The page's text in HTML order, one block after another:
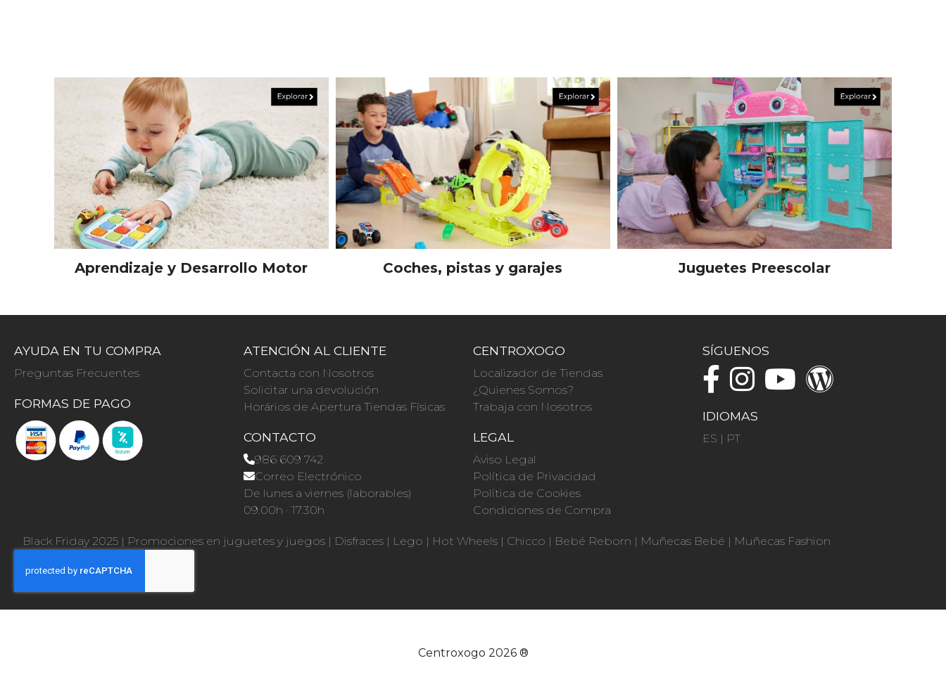
Aprendizaje y Desarrollo Motor Coches, pistas y garajes Juguetes Preescolar
AYUDA EN TU COMPRA
Preguntas Frecuentes
FORMAS DE PAGO
ATENCIÓN AL CLIENTE
Contacta con Nosotros
Solicitar una devolución
Horários de Apertura Tiendas Físicas
CONTACTO
986 609 742
Correo Electrónico
De lunes a viernes (laborables)
09.00h · 17.30h
CENTROXOGO
Localizador de Tiendas
¿Quienes Somos?
Trabaja con Nosotros
LEGAL
Aviso Legal
Política de Privacidad
Política de Cookies
Condiciones de Compra
SÍGUENOS
IDIOMAS
ES | PT
Black Friday 2025 | Promociones en juguetes y juegos | Disfraces | Lego | Hot Wheels | Chicco | Bebé Reborn | Muñecas Bebé | Muñecas Fashion
Centroxogo 2026 ®